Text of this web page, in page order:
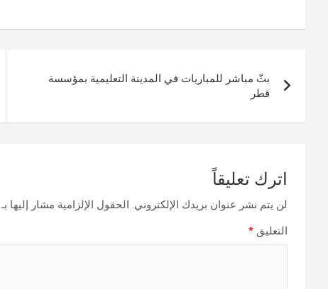
المقالات
بثّ مباشر للمباريات في المدينة التعليمية بمؤسسة
قطر
اترك تعليقاً
لن يتم نشر عنوان بريدك الإلكتروني. الحقول الإلزامية مشار إليها بـ
التعليق *